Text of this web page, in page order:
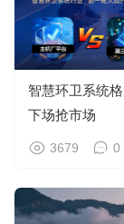
智慧环卫系统
下场抢市场
3679 0